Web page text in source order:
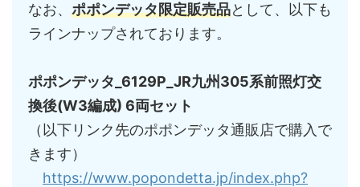
なお、 ポポンデッタ限定販売品として、以下も
ラインナップされております。
ポポンデッタ_6129P_JR九州305系前照灯交
換後(W3編成) 6両セット
（以下リンク先のポポンデッタ通販店で購入で
きます）
https://www.popondetta.jp/index.php?